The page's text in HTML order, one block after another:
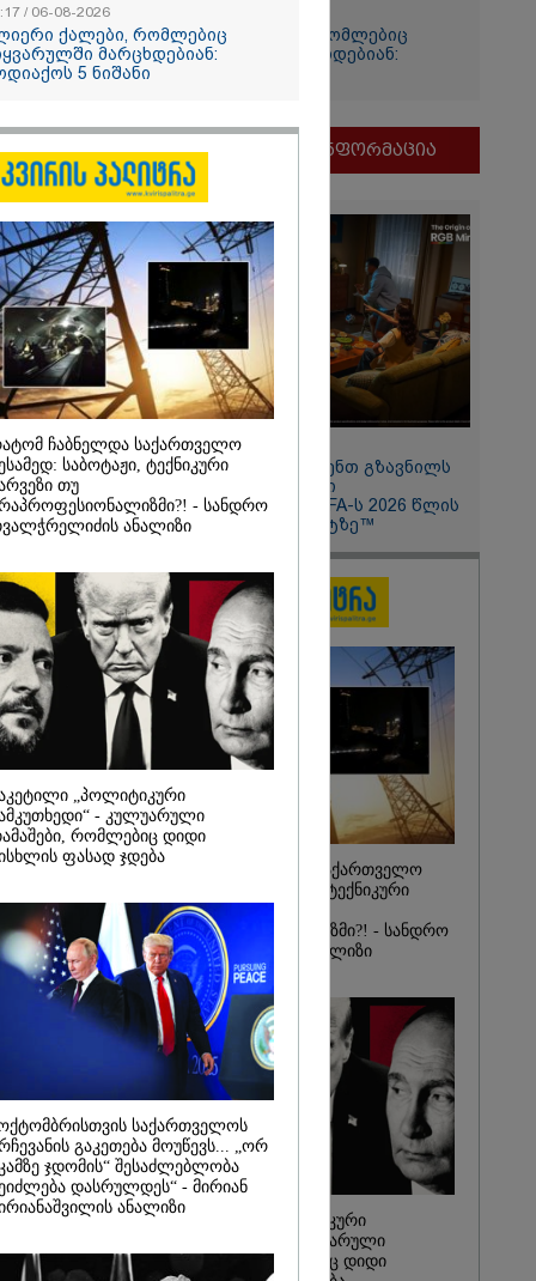
-
9-თვიანი
ოჯახისთვის"
რა
ემუქრება ნია
მას
ძლიერი ქალები, რომლებიც
სიყვარულში მარცხდებიან:
მნიშვნელოვანი ინფორმაცია
11:13 / 05-08-2026
Hisense წარმოგიდგენთ გზავნილს
"ინოვაციები უკეთესი
ცხოვრებისათვის" FIFA-ს 2026 წლის
მსოფლიო ჩემპიონატზე™
რატომ ჩაბნელდა საქართველო
მესამედ: საბოტაჟი, ტექნიკური
ხარვეზი თუ
არაპროფესიონალიზმი?! - სანდრო
თვალჭრელიძის ანალიზი
ჩაკეტილი „პოლიტიკური
სამკუთხედი“ - კულუარული
თამაშები, რომლებიც დიდი
/ 06-08-2026
ქალები, რომლებიც
მარცხდებიან:
5 ნიშანი
ჩაბნელდა საქართველო
საბოტაჟი, ტექნიკური
თუ
- სანდრო
ანალიზი
„პოლიტიკური
- კულუარული
რომლებიც დიდი
ფასად ჯდება
საქართველოს
გაკეთება მოუწევს... „ორ
ჯდომის“ შესაძლებლობა
დასრულდეს“ - მირიან
ანალიზი